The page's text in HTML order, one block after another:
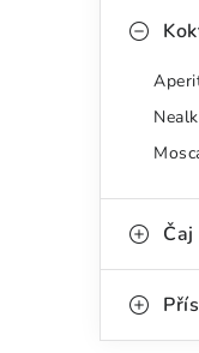
a
e
l